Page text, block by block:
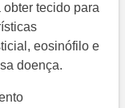
tecido para
eosinófilo e
doença.